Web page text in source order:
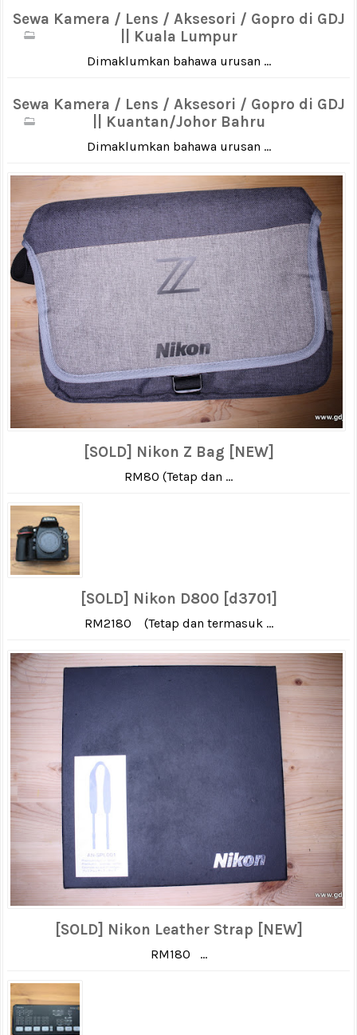
Sewa Kamera / Lens / Aksesori / Gopro di GDJ
|| Kuala Lumpur
Dimaklumkan bahawa urusan ...
Sewa Kamera / Lens / Aksesori / Gopro di GDJ
|| Kuantan/Johor Bahru
Dimaklumkan bahawa urusan ...
[SOLD] Nikon Z Bag [NEW]
RM80 (Tetap dan ...
[SOLD] Nikon D800 [d3701]
RM2180 (Tetap dan termasuk ...
[SOLD] Nikon Leather Strap [NEW]
RM180 ...